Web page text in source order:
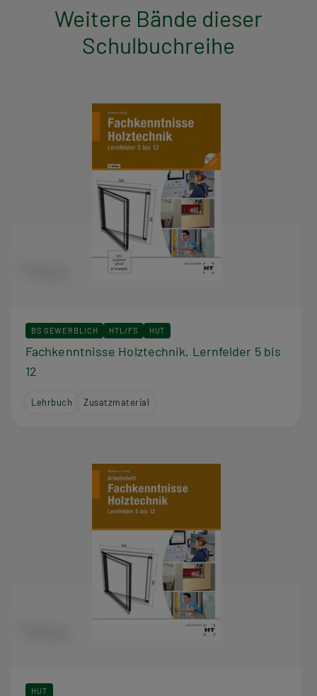
Weitere Bände dieser
Schulbuchreihe
BS GEWERBLICH HTL/FS HUT
Fachkenntnisse Holztechnik, Lernfelder 5 bis
12
Lehrbuch Zusatzmaterial
HUT